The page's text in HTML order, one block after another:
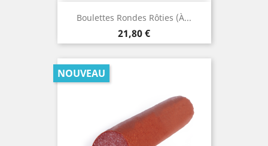
Boulettes Rondes Rôties (à...
Prix
21,80 €
NOUVEAU